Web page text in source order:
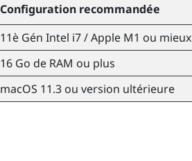
Configuration recommandée
11è Gén Intel i7 /AppleM1 ou mieux
16 Go de RAM ou plus
macOS 11.3 ou version ultérieure